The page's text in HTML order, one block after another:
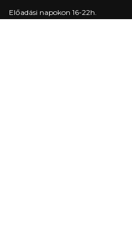
Előadási napokon 16-22h.